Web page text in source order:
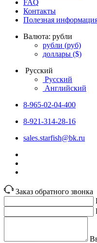
FAQ
Контакты
Полезная
Валюта: рубли
рубли (руб)
доллары ($)
Русский
Русский
Английский
8-965-02-04-400
8-921-314-28-16
sales.starfish@bk.ru
Заказ обратного звонка